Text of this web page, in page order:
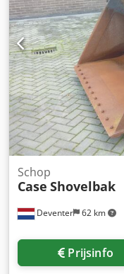
Deventer 62 km
Schop
Case Shovelbak
Prijsinfo